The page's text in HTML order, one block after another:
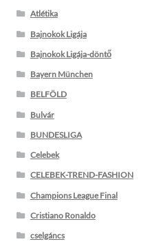
Atlétika
Bajnokok Ligája
Bajnokok Ligája-döntő
Bayern München
BELFÖLD
Bulvár
BUNDESLIGA
Celebek
CELEBEK-TREND-FASHION
Champions League Final
Cristiano Ronaldo
cselgáncs